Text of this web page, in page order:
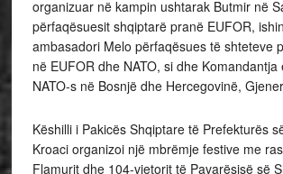
organizuar në kampin ushtarak Butmir në
përfaqësuesit shqiptarë pranë EUFOR,
ambasadori Melo përfaqësues të shteteve
në EUFOR dhe NATO, si dhe Komandantja
NATO-s në Bosnjë dhe Hercegovinë,
Këshilli i Pakicës Shqiptare të Prefekturës
Kroaci organizoi një mbrëmje festive me
Flamurit dhe 104-vjetorit të Pavarësisë së